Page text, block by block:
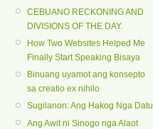
CEBUANO RECKONING AND
DIVISIONS OF THE DAY.
How Two Websites Helped Me
Finally Start Speaking Bisaya
Binuang uyamot ang konsepto
sa creatio ex nihilo
Sugilanon: Ang Hakog Nga Datu
Ang Awit ni Sinogo nga Alaot